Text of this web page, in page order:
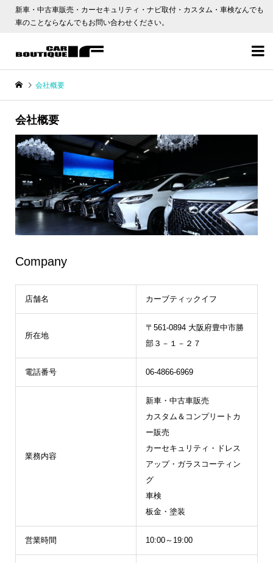
新車・中古車販売・カーセキュリティ・ナビ取付・カスタム・車検なんでも
車のことならなんでもお問い合わせください。

会社概要
会社概要
Company
店舗名 カーブティックイフ
所在地
〒561-0894 大阪府豊中市勝
部３－１－２７
電話番号 06-4866-6969
業務内容
新車・中古車販売
カスタム＆コンプリートカ
ー販売
カーセキュリティ・ドレス
アップ・ガラスコーティン
グ
車検
板金・塗装
営業時間 10:00～19:00